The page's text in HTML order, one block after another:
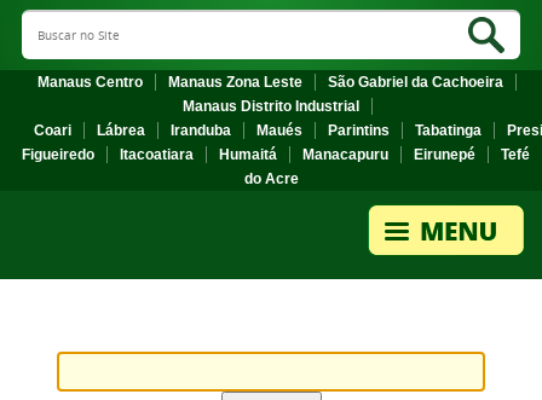
Search Site
Manaus Centro Manaus Zona Leste
São Gabriel da Cachoeira
Manaus Distrito Industrial
Coari
Lábrea Iranduba Maués Parintins Tabatinga
Figueiredo
Itacoatiara Humaitá Manacapuru Eirunepé
Tefé
do Acre